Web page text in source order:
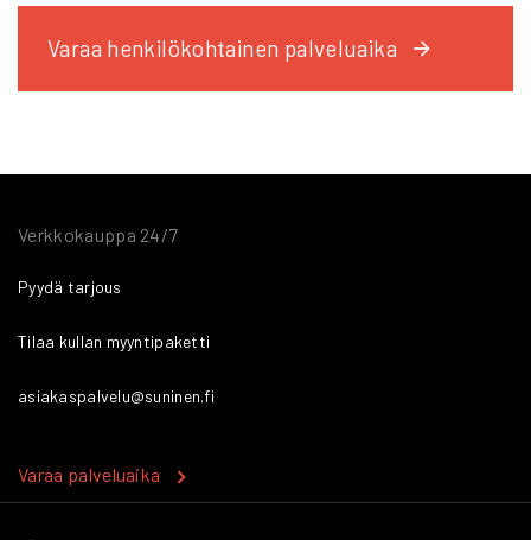
Varaa henkilökohtainen palveluaika
Verkkokauppa 24/7
Pyydä tarjous
Tilaa kullan myyntipaketti
asiakaspalvelu@suninen.fi
Varaa palveluaika